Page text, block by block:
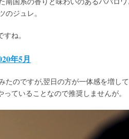
南国系の香りと味わいのあるババロ
のジュレ。
ね。
年5月
たのですが,翌日の方が一体感を増し
ていることなので推奨しませんが。